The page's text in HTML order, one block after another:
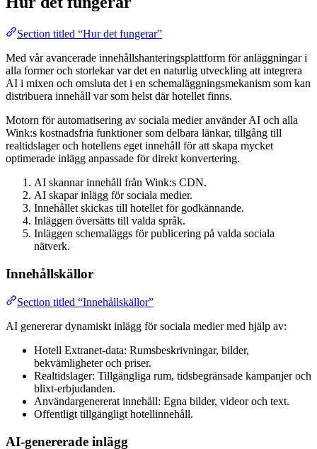
Section titled “Hur det fungerar”
Med vår avancerade innehållshanteringsplattform för anläggningar i
alla former och storlekar var det en naturlig utveckling att integrera
AI i mixen och omsluta det i en schemaläggningsmekanism som kan
distribuera innehåll var som helst där hotellet finns.
Motorn för automatisering av sociala medier använder AI och alla
Wink:s kostnadsfria funktioner som delbara länkar, tillgång till
realtidslager och hotellens eget innehåll för att skapa mycket
optimerade inlägg anpassade för direkt konvertering.
AI skannar innehåll från Wink:s CDN.
AI skapar inlägg för sociala medier.
Innehållet skickas till hotellet för godkännande.
Inläggen översätts till valda språk.
Inläggen schemaläggs för publicering på valda sociala
nätverk.
Innehållskällor
Section titled “Innehållskällor”
AI genererar dynamiskt inlägg för sociala medier med hjälp av:
Hotell Extranet-data: Rumsbeskrivningar, bilder,
bekvämligheter och priser.
Realtidslager: Tillgängliga rum, tidsbegränsade kampanjer och
blixt-erbjudanden.
Användargenererat innehåll: Egna bilder, videor och text.
Offentligt tillgängligt hotellinnehåll.
AI-genererade inlägg